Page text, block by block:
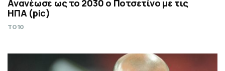
Ανανέωσε ως το 2030 ο Ποτσετίνο με τις
ΗΠΑ (pic)
TO10